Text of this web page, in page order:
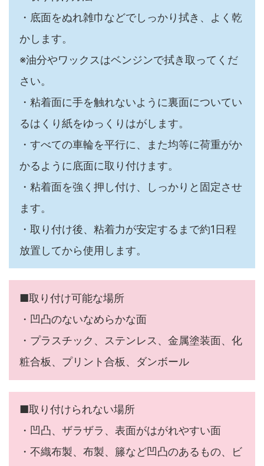
・底面をぬれ雑巾などでしっかり拭き、よく乾
かします。
※油分やワックスはベンジンで拭き取ってくだ
さい。
・粘着面に手を触れないように裏面についてい
るはくり紙をゆっくりはがします。
・すべての車輪を平行に、また均等に荷重がか
かるように底面に取り付けます。
・粘着面を強く押し付け、しっかりと固定させ
ます。
・取り付け後、粘着力が安定するまで約1日程
放置してから使用します。
■取り付け可能な場所
・凹凸のないなめらかな面
・プラスチック、ステンレス、金属塗装面、化
粧合板、プリント合板、ダンボール
■取り付けられない場所
・凹凸、ザラザラ、表面がはがれやすい面
・不織布製、布製、籐など凹凸のあるもの、ビ